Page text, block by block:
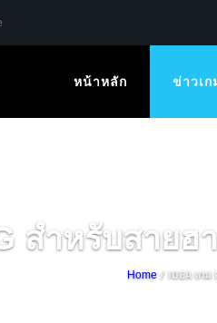
หน้าหลัก ข่าวเก
สำหรับสาย
Home / IDEA เก